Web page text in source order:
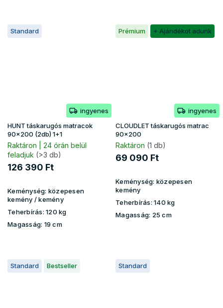
Standard
ingyenes
HUNT táskarugós matracok
90x200 (2db) 1+1
Raktáron | 24 órán belül
feladjuk (>3 db)
126 390 Ft
Keménység: közepesen
kemény / kemény
Teherbírás: 120 kg
Magasság: 19 cm
Prémium + Ajándékot adunk
ingyenes
CLOUDLET táskarugós matrac
90x200
Raktáron (1 db)
69 090 Ft
Keménység: közepesen
kemény
Teherbírás: 140 kg
Magasság: 25 cm
Standard Bestseller Standard